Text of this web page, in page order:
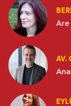
Are
AV.